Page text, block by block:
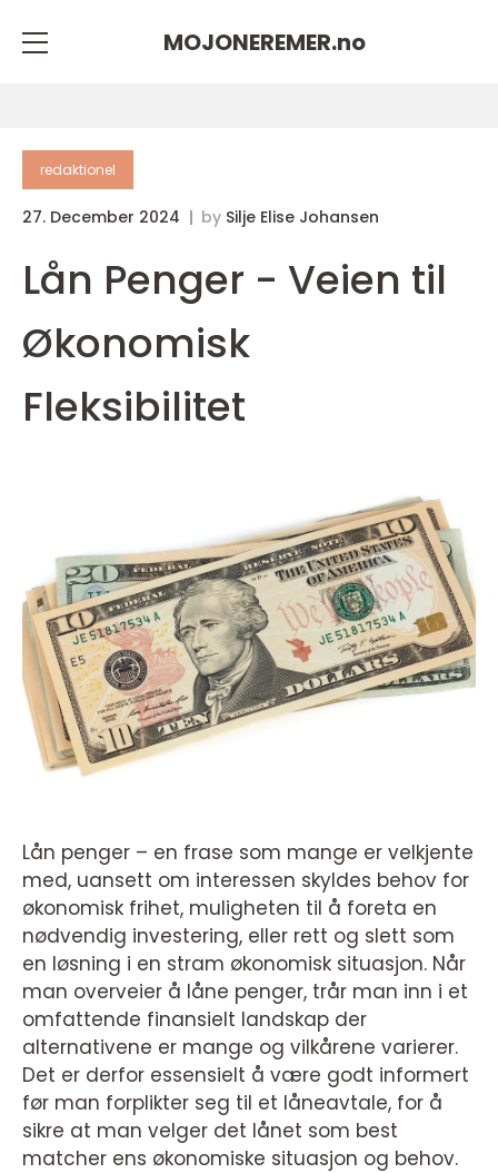
MOJONEREMER.no
redaktionel
27. December 2024 by Silje Elise Johansen
Lån Penger - Veien til
Økonomisk
Fleksibilitet
Lån penger – en frase som mange er velkjente
med, uansett om interessen skyldes behov for
økonomisk frihet, muligheten til å foreta en
nødvendig investering, eller rett og slett som
en løsning i en stram økonomisk situasjon. Når
man overveier å låne penger, trår man inn i et
omfattende finansielt landskap der
alternativene er mange og vilkårene varierer.
Det er derfor essensielt å være godt informert
før man forplikter seg til et låneavtale, for å
sikre at man velger det lånet som best
matcher ens økonomiske situasjon og behov.